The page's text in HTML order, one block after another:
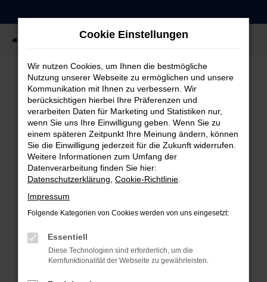
Zum
springen
Fahrzeugangebote Fahrzeug-Showroom
FEHLER: NETWORK ERROR
Beim Laden ist ein Fehler aufgetreten.
Hier sind ein paar Tipps, die dir helfen können:
Überprüfe deine Firewall und deine
Internetverbindung.
Suchmaschine?
Manche Erweiterungen, wie Werbeblocker,
können das Laden bestimmter Seiten
verhindern. Funktioniert die Seite in einem
Cookie Einstellungen
Wir nutzen Cookies, um Ihnen die bestmögliche
Nutzung unserer Webseite zu ermöglichen und unsere
Kommunikation mit Ihnen zu verbessern. Wir
berücksichtigen hierbei Ihre Präferenzen und
verarbeiten Daten für Marketing und Statistiken nur,
wenn Sie uns Ihre Einwilligung geben. Wenn Sie zu
einem späteren Zeitpunkt Ihre Meinung ändern, können
Sie die Einwilligung jederzeit für die Zukunft widerrufen.
Weitere Informationen zum Umfang der
Datenverarbeitung finden Sie hier:
Datenschutzerklärung Cookie-Richtlinie
Impressum
Folgende Kategorien von Cookies werden von uns eingesetzt:
Essentiell
Diese Technologien sind erforderlich, um die
Kernfunktionalität der Webseite zu gewährleisten.